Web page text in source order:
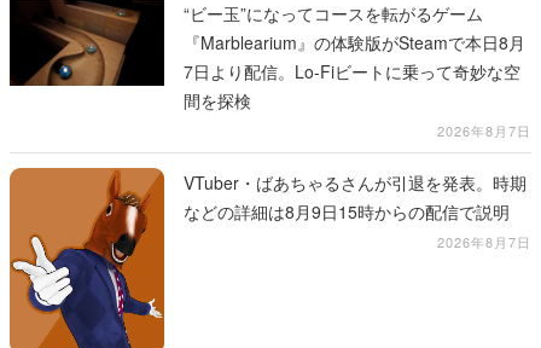
“ビー玉”になってコースを転がるゲーム
『Marblearium』の体験版がSteamで本日8月
7日より配信。Lo-Fiビートに乗って奇妙な空
間を探検
2026年8月7日
VTuber・ばあちゃるさんが引退を発表。時期
などの詳細は8月9日15時からの配信で説明
2026年8月7日